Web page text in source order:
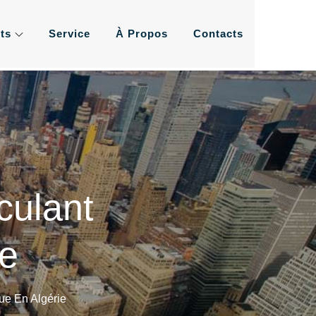
Service À Propos Contacts
En Algérie